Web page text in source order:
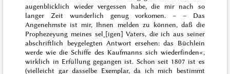
augenblicklich wieder vergessen habe, die mir nach so
langer Zeit wunderlich genug vorkomen. – – Das
Angenehmste ist mir, Ihnen melden zu können, daß die
Prophezeyung meines sel˖[igen] Vaters, die ich aus seiner
abschriftlich beygelegten Antwort ersehen: das Büchlein
werde wie die Schiffe des Kaufmanns sich wiederfinden«,
wirklich in Erfüllung gegangen ist. Schon seit 1807 ist es
(vielleicht gar dasselbe Exemplar, da ich mich bestimmt